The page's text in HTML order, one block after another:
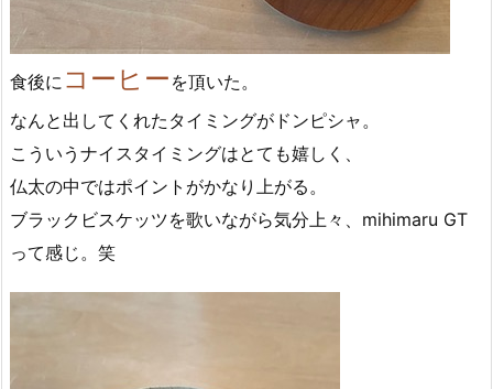
食後に コーヒー を頂いた。
なんと出してくれたタイミングがドンピシャ。
こういうナイスタイミングはとても嬉しく、
仏太の中ではポイントがかなり上がる。
ブラックビスケッツを歌いながら気分上々、mihimaru GT
って感じ。笑